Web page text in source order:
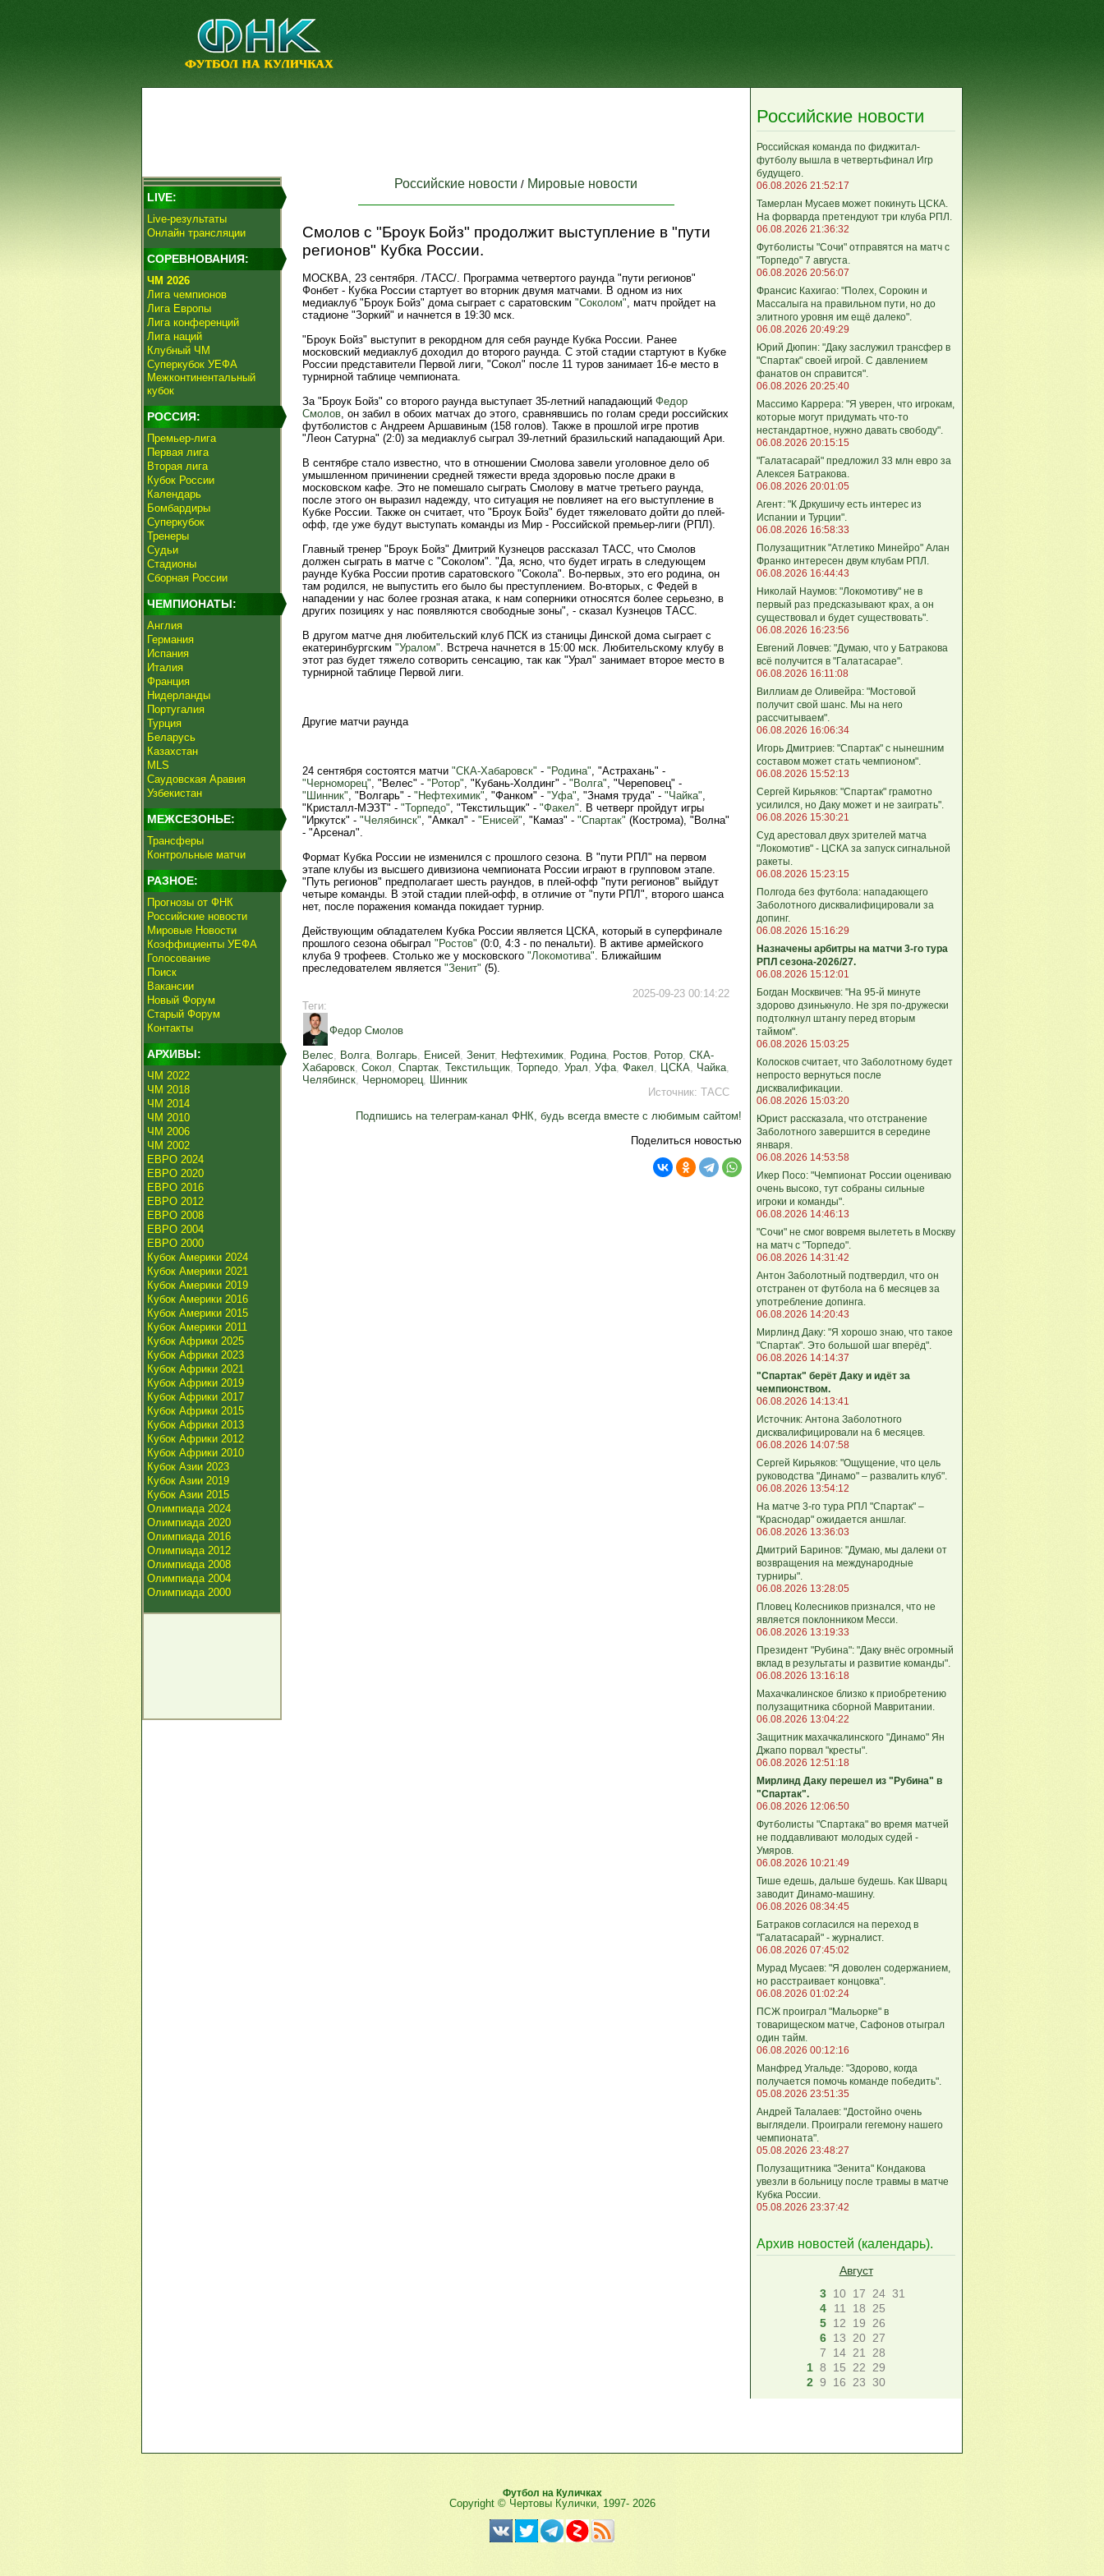
LIVE:
Live-результаты
Онлайн трансляции
СОРЕВНОВАНИЯ:
ЧМ 2026
Лига чемпионов
Лига Европы
Лига конференций
Лига наций
Клубный ЧМ
Суперкубок УЕФА
Межконтинентальный
кубок
РОССИЯ:
Премьер-лига
Первая лига
Вторая лига
Кубок России
Календарь
Бомбардиры
Суперкубок
Тренеры
Судьи
Стадионы
Сборная России
ЧЕМПИОНАТЫ:
Англия
Германия
Испания
Италия
Франция
Нидерланды
Португалия
Турция
Беларусь
Казахстан
MLS
Саудовская Аравия
Узбекистан
МЕЖСЕЗОНЬЕ:
Трансферы
Контрольные матчи
РАЗНОЕ:
Прогнозы от ФНК
Российские новости
Мировые Новости
Коэффициенты УЕФА
Голосование
Поиск
Вакансии
Новый Форум
Старый Форум
Контакты
АРХИВЫ:
ЧМ 2022
ЧМ 2018
ЧМ 2014
ЧМ 2010
ЧМ 2006
ЧМ 2002
ЕВРО 2024
ЕВРО 2020
ЕВРО 2016
ЕВРО 2012
ЕВРО 2008
ЕВРО 2004
ЕВРО 2000
Кубок Америки 2024
Кубок Америки 2021
Кубок Америки 2019
Кубок Америки 2016
Кубок Америки 2015
Кубок Америки 2011
Кубок Африки 2025
Кубок Африки 2023
Кубок Африки 2021
Кубок Африки 2019
Кубок Африки 2017
Кубок Африки 2015
Кубок Африки 2013
Кубок Африки 2012
Кубок Африки 2010
Кубок Азии 2023
Кубок Азии 2019
Кубок Азии 2015
Олимпиада 2024
Олимпиада 2020
Олимпиада 2016
Олимпиада 2012
Олимпиада 2008
Олимпиада 2004
Олимпиада 2000
Российские новости / Мировые новости
Смолов с "Броук Бойз" продолжит выступление в "пути
регионов" Кубка России.
МОСКВА, 23 сентября. /ТАСС/. Программа четвертого раунда "пути регионов"
Фонбет - Кубка России стартует во вторник двумя матчами. В одном из них
медиаклуб "Броук Бойз" дома сыграет с саратовским "Соколом", матч пройдет на
стадионе "Зоркий" и начнется в 19:30 мск.
"Броук Бойз" выступит в рекордном для себя раунде Кубка России. Ранее
московский медиаклуб доходил до второго раунда. С этой стадии стартуют в Кубке
России представители Первой лиги, "Сокол" после 11 туров занимает 16-е место в
турнирной таблице чемпионата.
За "Броук Бойз" со второго раунда выступает 35-летний нападающий Федор
Смолов, он забил в обоих матчах до этого, сравнявшись по голам среди российских
футболистов с Андреем Аршавиным (158 голов). Также в прошлой игре против
"Леон Сатурна" (2:0) за медиаклуб сыграл 39-летний бразильский нападающий Ари.
В сентябре стало известно, что в отношении Смолова завели уголовное дело об
умышленном причинении средней тяжести вреда здоровью после драки в
московском кафе. Это не помешало сыграть Смолову в матче третьего раунда,
после этого он выразил надежду, что ситуация не повлияет на его выступление в
Кубке России. Также он считает, что "Броук Бойз" будет тяжеловато дойти до плей-
офф, где уже будут выступать команды из Мир - Российской премьер-лиги (РПЛ).
Главный тренер "Броук Бойз" Дмитрий Кузнецов рассказал ТАСС, что Смолов
должен сыграть в матче с "Соколом". "Да, ясно, что будет играть в следующем
раунде Кубка России против саратовского "Сокола". Во-первых, это его родина, он
там родился, не выпустить его было бы преступлением. Во-вторых, с Федей в
нападении у нас более грозная атака, к нам соперники относятся более серьезно, в
других позициях у нас появляются свободные зоны", - сказал Кузнецов ТАСС.
В другом матче дня любительский клуб ПСК из станицы Динской дома сыграет с
екатеринбургским "Уралом". Встреча начнется в 15:00 мск. Любительскому клубу в
этот раз будет тяжело сотворить сенсацию, так как "Урал" занимает второе место в
турнирной таблице Первой лиги.
Другие матчи раунда
24 сентября состоятся матчи "СКА-Хабаровск" - "Родина", "Астрахань" -
"Черноморец", "Велес" - "Ротор", "Кубань-Холдинг" - "Волга", "Череповец" -
"Шинник", "Волгарь" - "Нефтехимик", "Фанком" - "Уфа", "Знамя труда" - "Чайка",
"Кристалл-МЭЗТ" - "Торпедо", "Текстильщик" - "Факел". В четверг пройдут игры
"Иркутск" - "Челябинск", "Амкал" - "Енисей", "Камаз" - "Спартак" (Кострома), "Волна"
- "Арсенал".
Формат Кубка России не изменился с прошлого сезона. В "пути РПЛ" на первом
этапе клубы из высшего дивизиона чемпионата России играют в групповом этапе.
"Путь регионов" предполагает шесть раундов, в плей-офф "пути регионов" выйдут
четыре команды. В этой стадии плей-офф, в отличие от "пути РПЛ", второго шанса
нет, после поражения команда покидает турнир.
Действующим обладателем Кубка России является ЦСКА, который в суперфинале
прошлого сезона обыграл "Ростов" (0:0, 4:3 - по пенальти). В активе армейского
клуба 9 трофеев. Столько же у московского "Локомотива". Ближайшим
преследователем является "Зенит" (5).
2025-09-23 00:14:22
Теги:
Федор Смолов
Велес, Волга, Волгарь, Енисей, Зенит, Нефтехимик, Родина, Ростов, Ротор, СКА-
Хабаровск, Сокол, Спартак, Текстильщик, Торпедо, Урал, Уфа, Факел, ЦСКА, Чайка,
Челябинск, Черноморец, Шинник
Источник: ТАСС
Подпишись на телеграм-канал ФНК, будь всегда вместе с любимым сайтом!
Поделиться новостью
Российские новости
Российская команда по фиджитал-
футболу вышла в четвертьфинал Игр
будущего.
06.08.2026 21:52:17
Тамерлан Мусаев может покинуть ЦСКА.
На форварда претендуют три клуба РПЛ.
06.08.2026 21:36:32
Футболисты "Сочи" отправятся на матч с
"Торпедо" 7 августа.
06.08.2026 20:56:07
Франсис Кахигао: "Полех, Сорокин и
Массалыга на правильном пути, но до
элитного уровня им ещё далеко".
06.08.2026 20:49:29
Юрий Дюпин: "Даку заслужил трансфер в
"Спартак" своей игрой. С давлением
фанатов он справится".
06.08.2026 20:25:40
Массимо Каррера: "Я уверен, что игрокам,
которые могут придумать что-то
нестандартное, нужно давать свободу".
06.08.2026 20:15:15
"Галатасарай" предложил 33 млн евро за
Алексея Батракова.
06.08.2026 20:01:05
Агент: "К Дркушичу есть интерес из
Испании и Турции".
06.08.2026 16:58:33
Полузащитник "Атлетико Минейро" Алан
Франко интересен двум клубам РПЛ.
06.08.2026 16:44:43
Николай Наумов: "Локомотиву" не в
первый раз предсказывают крах, а он
существовал и будет существовать".
06.08.2026 16:23:56
Евгений Ловчев: "Думаю, что у Батракова
всё получится в "Галатасарае".
06.08.2026 16:11:08
Виллиам де Оливейра: "Мостовой
получит свой шанс. Мы на него
рассчитываем".
06.08.2026 16:06:34
Игорь Дмитриев: "Спартак" с нынешним
составом может стать чемпионом".
06.08.2026 15:52:13
Сергей Кирьяков: "Спартак" грамотно
усилился, но Даку может и не заиграть".
06.08.2026 15:30:21
Суд арестовал двух зрителей матча
"Локомотив" - ЦСКА за запуск сигнальной
ракеты.
06.08.2026 15:23:15
Полгода без футбола: нападающего
Заболотного дисквалифицировали за
допинг.
06.08.2026 15:16:29
Назначены арбитры на матчи 3-го тура
РПЛ сезона-2026/27.
06.08.2026 15:12:01
Богдан Москвичев: "На 95‑й минуте
здорово дзинькнуло. Не зря по‑дружески
подтолкнул штангу перед вторым
таймом".
06.08.2026 15:03:25
Колосков считает, что Заболотному будет
непросто вернуться после
дисквалификации.
06.08.2026 15:03:20
Юрист рассказала, что отстранение
Заболотного завершится в середине
января.
06.08.2026 14:53:58
Икер Посо: "Чемпионат России оцениваю
очень высоко, тут собраны сильные
игроки и команды".
06.08.2026 14:46:13
"Сочи" не смог вовремя вылететь в Москву
на матч с "Торпедо".
06.08.2026 14:31:42
Антон Заболотный подтвердил, что он
отстранен от футбола на 6 месяцев за
употребление допинга.
06.08.2026 14:20:43
Мирлинд Даку: "Я хорошо знаю, что такое
"Спартак". Это большой шаг вперёд".
06.08.2026 14:14:37
"Спартак" берёт Даку и идёт за
чемпионством.
06.08.2026 14:13:41
Источник: Антона Заболотного
дисквалифицировали на 6 месяцев.
06.08.2026 14:07:58
Сергей Кирьяков: "Ощущение, что цель
руководства "Динамо" – развалить клуб".
06.08.2026 13:54:12
На матче 3-го тура РПЛ "Спартак" –
"Краснодар" ожидается аншлаг.
06.08.2026 13:36:03
Дмитрий Баринов: "Думаю, мы далеки от
возвращения на международные
турниры".
06.08.2026 13:28:05
Пловец Колесников признался, что не
является поклонником Месси.
06.08.2026 13:19:33
Президент "Рубина": "Даку внёс огромный
вклад в результаты и развитие команды".
06.08.2026 13:16:18
Махачкалинское близко к приобретению
полузащитника сборной Мавритании.
06.08.2026 13:04:22
Защитник махачкалинского "Динамо" Ян
Джапо порвал "кресты".
06.08.2026 12:51:18
Мирлинд Даку перешел из "Рубина" в
"Спартак".
06.08.2026 12:06:50
Футболисты "Спартака" во время матчей
не поддавливают молодых судей -
Умяров.
06.08.2026 10:21:49
Тише едешь, дальше будешь. Как Шварц
заводит Динамо-машину.
06.08.2026 08:34:45
Батраков согласился на переход в
"Галатасарай" - журналист.
06.08.2026 07:45:02
Мурад Мусаев: "Я доволен содержанием,
но расстраивает концовка".
06.08.2026 01:02:24
ПСЖ проиграл "Мальорке" в
товарищеском матче, Сафонов отыграл
один тайм.
06.08.2026 00:12:16
Манфред Угальде: "Здорово, когда
получается помочь команде победить".
05.08.2026 23:51:35
Андрей Талалаев: "Достойно очень
выглядели. Проиграли гегемону нашего
чемпионата".
05.08.2026 23:48:27
Полузащитника "Зенита" Кондакова
увезли в больницу после травмы в матче
Кубка России.
05.08.2026 23:37:42
Архив новостей (календарь).
Август
3 10 17 24 31
4
11 18
25
5 12 19
26
6 13 20 27
7
14 21
28
1 8 15 22
29
2 9 16 23 30
Футбол на Куличках
Copyright © Чертовы Кулички, 1997- 2026